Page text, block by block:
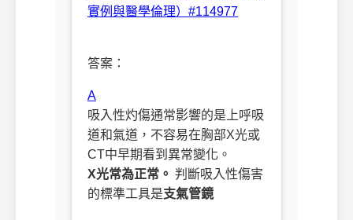
實例與醫學倫理）#114977
答案：
A
吸入性灼傷通常影響的是上呼吸
道和氣道，不容易在胸部X光或
CT中早期看到異常變化。
X光常為正常。 判斷吸入性傷害
的標準工具是支氣管鏡